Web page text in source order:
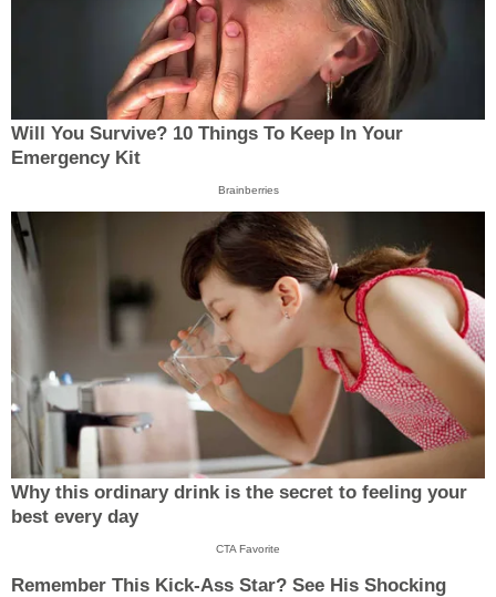
Will You Survive? 10 Things To Keep In Your
Emergency Kit
Brainberries
Why this ordinary drink is the secret to feeling your
best every day
CTA Favorite
Remember This Kick-Ass Star? See His Shocking